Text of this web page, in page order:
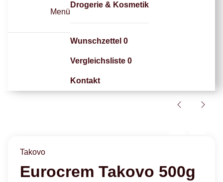
Menü
Drogerie & Kosmetik
Wunschzettel 0
Vergleichsliste 0
Kontakt
Takovo
Eurocrem Takovo 500g